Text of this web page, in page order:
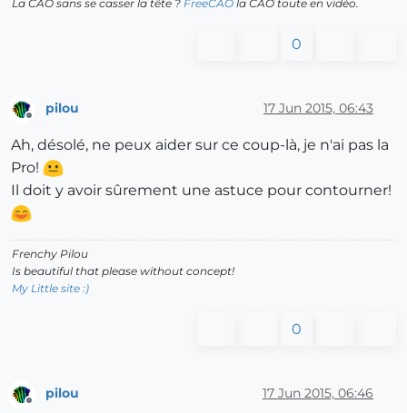
La CAO sans se casser la tête ? FreeCAO la CAO toute en vidéo.
0
pilou 17 Jun 2015, 06:43
Ah, désolé, ne peux aider sur ce coup-là, je n'ai pas la
Pro!
Il doit y avoir sûrement une astuce pour contourner!
Frenchy Pilou
Is beautiful that please without concept!
My Little site :)
0
pilou 17 Jun 2015, 06:46